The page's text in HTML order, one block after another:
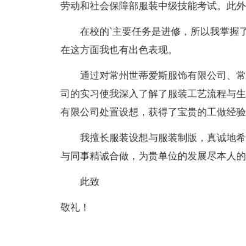
劳动和社会保障部服装中级技能考试。此
在校的`主要任务是进修，所以我掌握了
在这方面我也有出色表现。
通过对常州世蒂爱斯服饰有限公司、常
司的实习使我深入了解了服装工艺流程与
有限公司处置设想，获得了宝贵的工做经验
我擅长服装设想与服装制版，真诚地希
与同事精诚合做，为贵单位的发展尽本人的
此致
敬礼！